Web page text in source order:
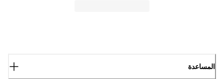
المساعدة